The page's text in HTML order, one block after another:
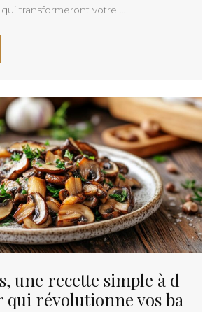
transformeront votre …
7 plats du Nouvel An pourraient rendre
une recette simple à d
qui révolutionne vos ba